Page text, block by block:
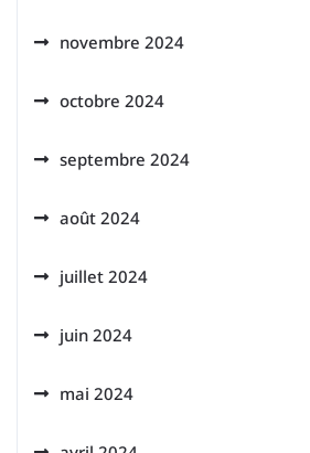
novembre 2024
octobre 2024
septembre 2024
août 2024
juillet 2024
juin 2024
mai 2024